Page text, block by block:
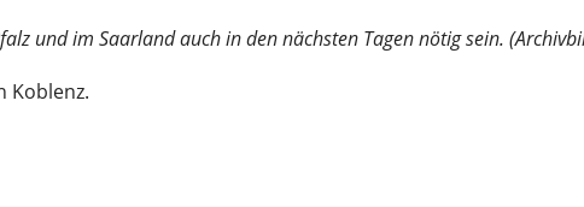
und im Saarland auch in den nächsten Tagen nötig sein.
Koblenz.